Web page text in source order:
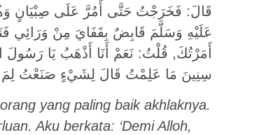
قَالَ: فَخَرَجْتُ حَتَّى أَمُرَّ عَلَى صِبْيَانٍ
عَلَيْهِ وَسَلَّمَ قَابِضٌ بِقَفَايَ مِنْ وَرَائِي
أَمَرْتُكَ, قُلْتُ: نَعَمْ أَنَا أَذْهَبُ يَا
سِنِينَ مَا عَلِمْتُ قَالَ لِشَيْءٍ صَنَعْتُ لِمَ
yang paling baik akhlaknya.
Aku berkata: ‘Demi Alloh,